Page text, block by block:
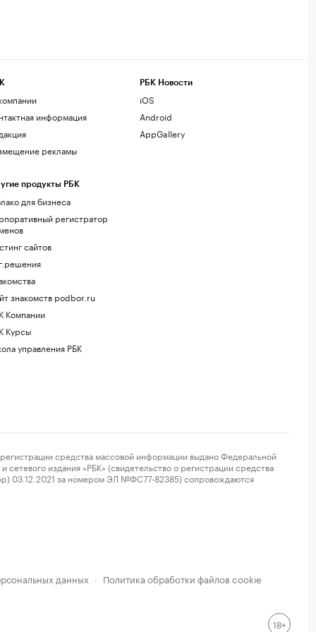
информация
рекламы
продукты РБК
для бизнеса
регистратор
сайтов
знакомств podbor.ru
Компании
Курсы
управления РБК
РБК Новости
iOS
Android
AppGallery
средства массовой информации выдано Федеральной
издания «РБК» (свидетельство о регистрации средства
03.12.2021 за номером ЭЛ №ФС77-82385) сопровождаются
данных · Политика обработки файлов cookie
18+